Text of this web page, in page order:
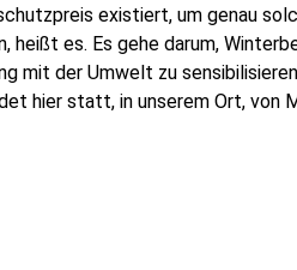
existiert, um genau
heißt es. Es gehe darum,
mit der Umwelt zu
hier statt, in unserem Ort, von